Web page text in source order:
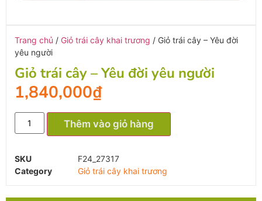
Trang chủ / Giỏ trái cây khai trương / Giỏ trái cây – Yêu đời
yêu người
Giỏ trái cây – Yêu đời yêu người
1,840,000₫
Thêm vào giỏ hàng
SKU
F24_27317
Category
Giỏ trái cây khai trương